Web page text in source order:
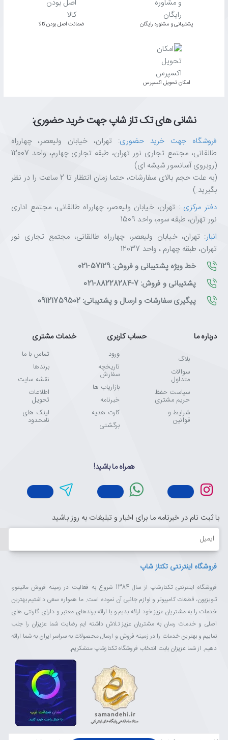
پشتیبانی و مشاوره رایگان ﺿﻤﺎﻧﺖ اﺻﻞ ﺑﻮدن ﮐﺎﻟﺎ
اﻣﮑﺎن ﺗﺤﻮﯾﻞ اﮐﺴﭙﺮس
نشانی های تک تاز شاپ جهت خرید حضوری:
فروشگاه جهت خرید حضوری: تهران، خیابان ولیعصر، چهارراه
طالقانی، مجتمع تجاری نور تهران، طبقه تجاری چهارم، واحد 12007
(روبروی آسانسور شیشه ای)
(به علت حجم بالای سفارشات، حتما زمان انتظار تا 2 ساعت را در نظر
بگیرید.)
دفتر مرکزی : تهران، خیابان ولیعصر، چهارراه طالقانی، مجتمع اداری
نور تهران، طبقه سوم، واحد 1509
انبار: تهران، خیابان ولیعصر، چهارراه طالقانی، مجتمع تجاری نور
تهران، طبقه چهارم ، واحد 12037
خط ویژه پشتیبانی و فروش: 57129-021
پشتیبانی و فروش: 7-88228284-021
پیگیری سفارشات و ارسال و پشتیبانی: 09121759502
درباره ما
بلاگ
سوالات
متداول
سیاست حفظ
حریم مشتری
شرایط و
قوانین
حساب کاربری
ورود
تاریخچه
سفارش
بازاریاب ها
خبرنامه
کارت هدیه
برگشتی
خدمات مشتری
تماس با ما
برندها
نقشه سایت
اطلاعات
تحویل
لینک های
نامحدود
همراه ما باشید!
با ثبت نام در خبرنامه ما برای اخبار و تبلیغات به روز باشید
ایمیل
فروشگاه اینترنتی تکتاز شاپ
فروشگاه اینترنتی تکتازشاپ از سال 1384 شروع به فعالیت در زمینه فروش مانیتور،
تلویزیون، قطعات کامپیوتر و لوازم جانبی آن نموده است. ما همواره سعی داشتیم بهترین
خدمات را به مشتریان عزیز خود ارائه بدیم و با ارائه برندهای معتبر و دارای گارنتی های
اصلی و خدمات رسان به مشتریان عزیز تلاش داشته ایم رضایت شما عزیزان را جلب
نماییم و بهترین خدمات را در زمینه فروش و ارسال محصولات به سراسر ایران به شما ارائه
دهیم. از شما عزیزان بابت انتخاب فروشگاه تکتازشاپ متشکریم.